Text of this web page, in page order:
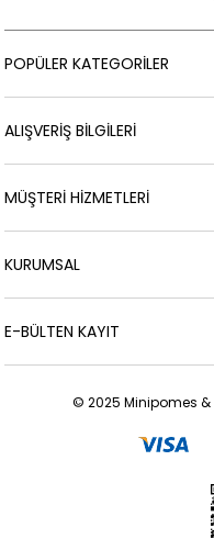
POPÜLER KATEGORİLER
ALIŞVERİŞ BİLGİLERİ
MÜŞTERİ HİZMETLERİ
KURUMSAL
E-BÜLTEN KAYIT
© 2025 Minipomes &